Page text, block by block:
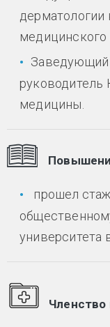
дерматологии
медицинского
Заведующий
руководитель
медицины.
прошел
университета
Членство